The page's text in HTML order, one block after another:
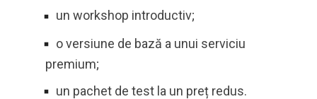
un workshop introductiv;
o versiune de bază a unui serviciu
premium;
un pachet de test la un preț redus.